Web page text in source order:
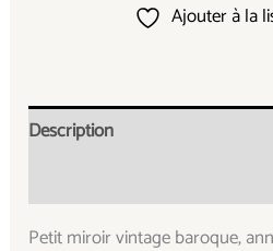
Ajouter à la
Description
Petit miroir vintage baroque,